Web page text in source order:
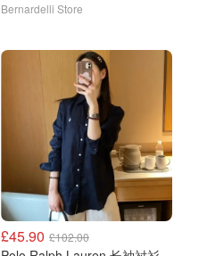
Bernardelli Store
£45.90 £102.00